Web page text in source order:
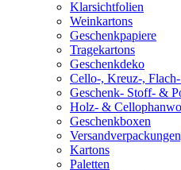
Klarsichtfolien
Weinkartons
Geschenkpapiere
Tragekartons
Geschenkdeko
Cello-, Kreuz-,
Geschenk- Stoff- &
Holz- &
Geschenkboxen
Kartons
Paletten